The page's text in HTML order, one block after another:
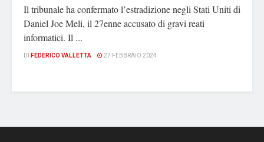
Il tribunale ha confermato l’estradizione negli Stati Uniti di
Daniel Joe Meli, il 27enne accusato di gravi reati
informatici. Il ...
DI FEDERICO VALLETTA 27 FEBBRAIO 2024